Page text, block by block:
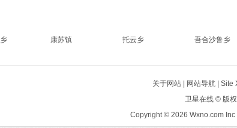
康苏镇 托云乡 吾合沙鲁乡
关于网站 | 网站导航| Site
卫星在线 © 版
Copyright © 2026 Wxno.com